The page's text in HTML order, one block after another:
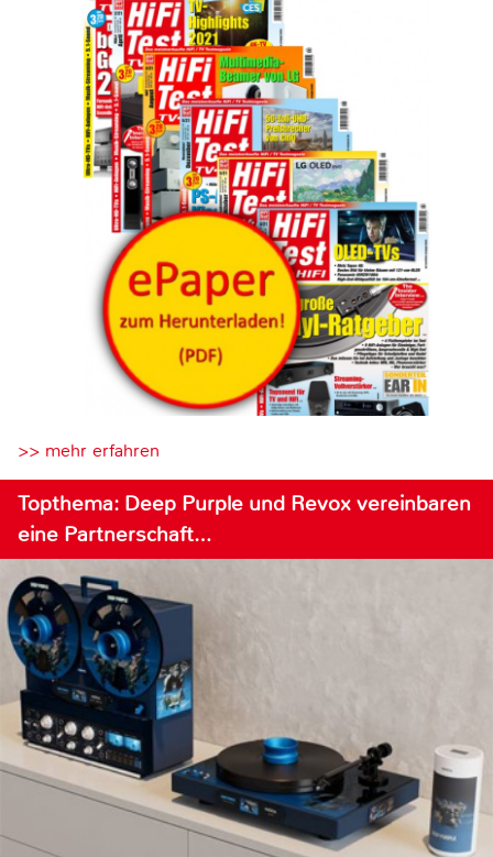
>> mehr erfahren
Topthema: Deep Purple und Revox vereinbaren
eine Partnerschaft…